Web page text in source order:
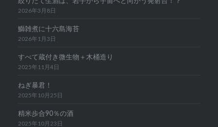
2026年3月8日
鰤雑煮に十六島海苔
2026年1月3日
すべて蔵付き微生物＋木桶造り
2025年11月4日
ねぎ暴君！
2025年10月25日
精米歩合90％の酒
2025年10月23日